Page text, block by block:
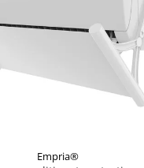
Empria®